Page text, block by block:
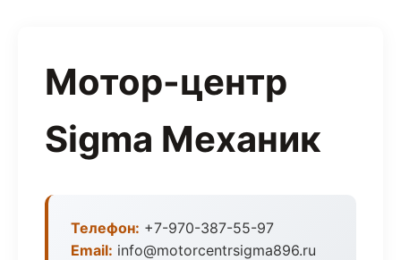
Мотор-центр
Sigma Механик
Телефон: +7-970-387-55-97
Email: info@motorcentrsigma896.ru